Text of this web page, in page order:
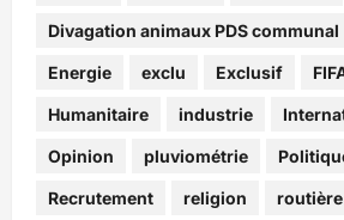
Divagation animaux PDS communal
Energie exclu Exclusif
Humanitaire industrie
Opinion pluviométrie
Recrutement religion routière